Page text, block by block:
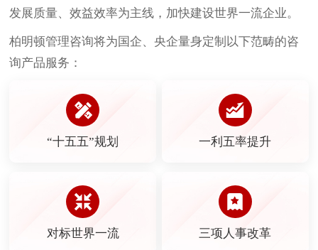
发展质量、效益效率为主线，加快建设世界一流企业。
柏明顿管理咨询将为国企、央企量身定制以下范畴的咨
询产品服务：
“十五五”规划 一利五率提升
对标世界一流 三项人事改革